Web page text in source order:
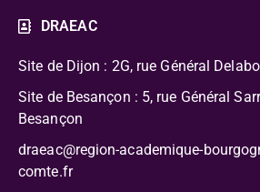
DRAEAC
Site de Dijon : 2G, rue Général
Site de Besançon : 5, rue Général
Besançon
draeac@region-academique-
comte.fr